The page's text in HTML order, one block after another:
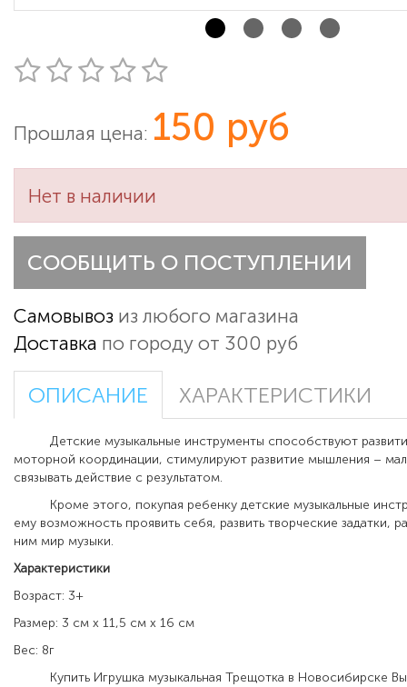
Прошлая цена: 150 руб
Нет в наличии
СООБЩИТЬ О ПОСТУПЛЕНИИ
Самовывоз из любого магазина
Доставка по городу от 300 руб
ОПИСАНИЕ ХАРАКТЕРИСТИКИ
Детские музыкальные инструменты способствуют
моторной координации, стимулируют развитие мышления –
связывать действие с результатом.
Кроме этого, покупая ребенку детские музыкальные
ему возможность проявить себя, развить творческие задатки,
ним мир музыки.
Характеристики
Возраст: 3+
Размер: 3 см х 11,5 см х 16 см
Вес: 8г
Купить Игрушка музыкальная Трещотка в Новосибирске Вы